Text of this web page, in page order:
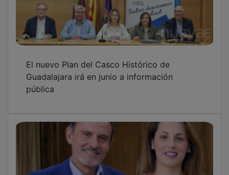
El nuevo Plan del Casco Histórico de
Guadalajara irá en junio a información
pública